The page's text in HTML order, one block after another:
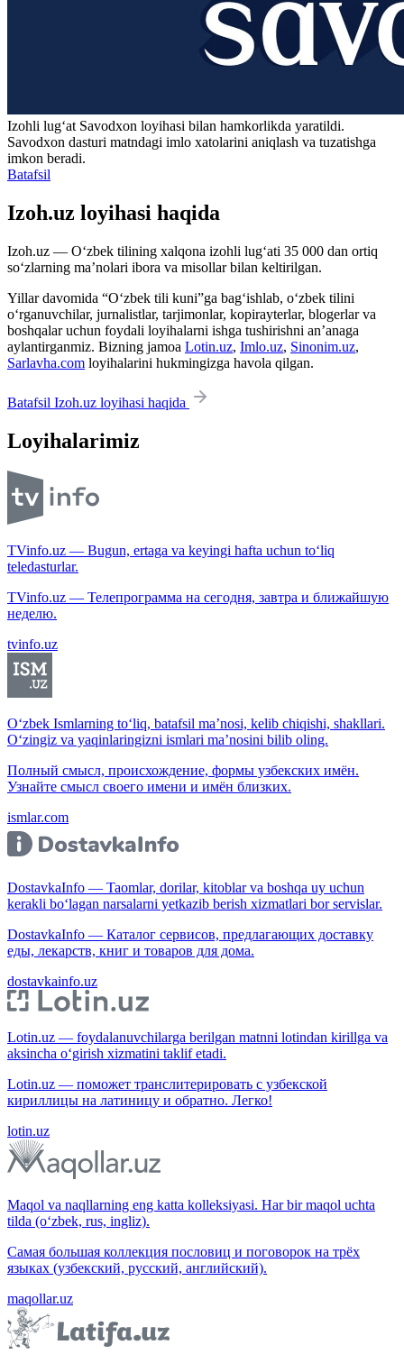
Izohli lugʻat Savodxon loyihasi bilan hamkorlikda yaratildi.
Savodxon dasturi matndagi imlo xatolarini aniqlash va tuzatishga
imkon beradi.
Batafsil
Izoh.uz loyihasi haqida
Izoh.uz — O‘zbek tilining xalqona izohli lug‘ati 35 000 dan ortiq
so‘zlarning ma’nolari ibora va misollar bilan keltirilgan.
Yillar davomida “O‘zbek tili kuni”ga bag‘ishlab, o‘zbek tilini
o‘rganuvchilar, jurnalistlar, tarjimonlar, kopirayterlar, blogerlar va
boshqalar uchun foydali loyihalarni ishga tushirishni an’anaga
aylantirganmiz. Bizning jamoa Lotin.uz, Imlo.uz, Sinonim.uz,
Sarlavha.com loyihalarini hukmingizga havola qilgan.
Batafsil Izoh.uz loyihasi haqida
Loyihalarimiz
TVinfo.uz — Bugun, ertaga va keyingi hafta uchun to‘liq
teledasturlar.
TVinfo.uz — Телепрограмма на сегодня, завтра и ближайшую
неделю.
tvinfo.uz
O‘zbek Ismlarning to‘liq, batafsil ma’nosi, kelib chiqishi, shakllari.
O‘zingiz va yaqinlaringizni ismlari ma’nosini bilib oling.
Полный смысл, происхождение, формы узбекских имён.
Узнайте смысл своего имени и имён близких.
ismlar.com
DostavkaInfo — Taomlar, dorilar, kitoblar va boshqa uy uchun
kerakli bo‘lagan narsalarni yetkazib berish xizmatlari bor servislar.
DostavkaInfo — Каталог сервисов, предлагающих доставку
еды, лекарств, книг и товаров для дома.
dostavkainfo.uz
Lotin.uz — foydalanuvchilarga berilgan matnni lotindan kirillga va
aksincha o‘girish xizmatini taklif etadi.
Lotin.uz — поможет транслитерировать с узбекской
кириллицы на латиницу и обратно. Легко!
lotin.uz
Maqol va naqllarning eng katta kolleksiyasi. Har bir maqol uchta
tilda (o‘zbek, rus, ingliz).
Самая большая коллекция пословиц и поговорок на трёх
языках (узбекский, русский, английский).
maqollar.uz